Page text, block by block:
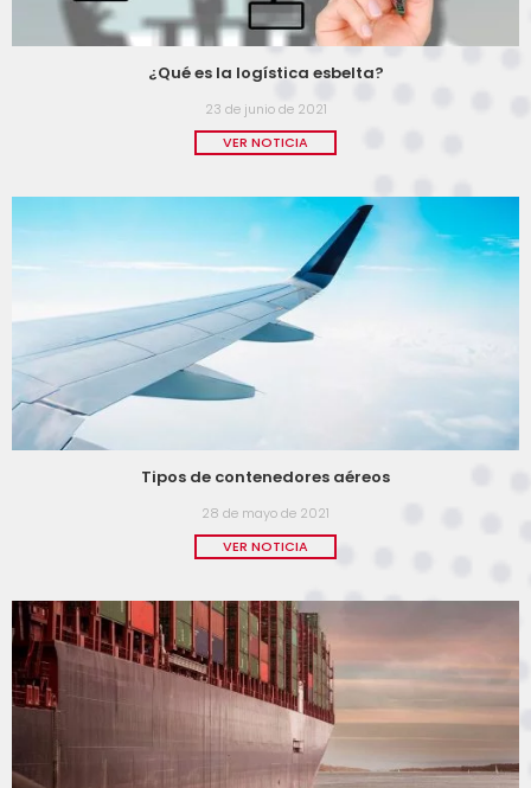
¿Qué es la logística esbelta?
23 de junio de 2021
VER NOTICIA
Tipos de contenedores aéreos
28 de mayo de 2021
VER NOTICIA